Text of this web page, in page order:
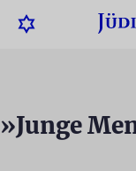
»Junge